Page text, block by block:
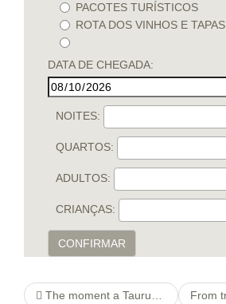
PACOTES TURÍSTICOS
ROTA DOS VINHOS E TAPAS
DATA DE CHEGADA:
NOITES:
QUARTOS:
ADULTOS:
CRIANÇAS:
CONFIRMAR
The moment a Taurus woman keeps separated along with you, don’t also imagine reconciliation comes quickly